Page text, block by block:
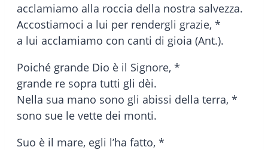
acclamiamo alla roccia della nostra salvezza.
Accostiamoci a lui per rendergli grazie, *
a lui acclamiamo con canti di gioia (Ant.).
Poiché grande Dio è il Signore, *
grande re sopra tutti gli dèi.
Nella sua mano sono gli abissi della terra, *
sono sue le vette dei monti.
Suo è il mare, egli l’ha fatto, *